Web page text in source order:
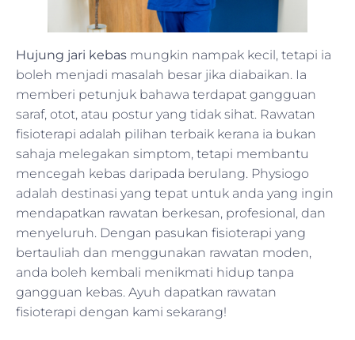
Hujung jari kebas mungkin nampak kecil, tetapi ia
boleh menjadi masalah besar jika diabaikan. Ia
memberi petunjuk bahawa terdapat gangguan
saraf, otot, atau postur yang tidak sihat. Rawatan
fisioterapi adalah pilihan terbaik kerana ia bukan
sahaja melegakan simptom, tetapi membantu
mencegah kebas daripada berulang. Physiogo
adalah destinasi yang tepat untuk anda yang ingin
mendapatkan rawatan berkesan, profesional, dan
menyeluruh. Dengan pasukan fisioterapi yang
bertauliah dan menggunakan rawatan moden,
anda boleh kembali menikmati hidup tanpa
gangguan kebas. Ayuh dapatkan rawatan
fisioterapi dengan kami sekarang!